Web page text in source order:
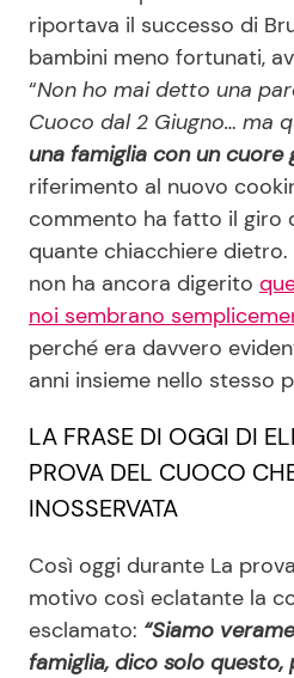
Seguici
Info
Chi siamo
Disclaimer e Privacy
Redazione
Privacy Policy
riportava il successo di
bambini meno fortunati,
“Non ho mai detto una
Cuoco dal 2 Giugno… ma
una famiglia con un cuore
riferimento al nuovo
commento ha fatto il giro
quante chiacchiere dietro.
non ha ancora digerito
noi sembrano
perché era davvero
anni insieme nello stesso
LA FRASE DI OGGI DI
PROVA DEL CUOCO
INOSSERVATA
Così oggi durante La
motivo così eclatante la
esclamato: “Siamo
famiglia, dico solo questo,